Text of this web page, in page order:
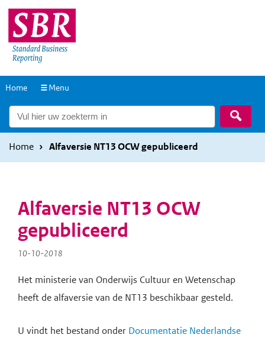
Overslaan
en
naar
inhoud
Overslaan
en
naar
hoofdnavigatie
Naar
homepage
Home Menu
Home Alfaversie NT13 OCW gepubliceerd
Alfaversie NT13 OCW
gepubliceerd
10-10-2018
Het ministerie van Onderwijs Cultuur en Wetenschap
heeft de alfaversie van de NT13 beschikbaar gesteld.
U vindt het bestand onder Documentatie Nederlandse